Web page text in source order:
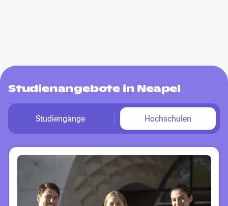
Studienangebote in Neapel
Studiengänge Hochschulen